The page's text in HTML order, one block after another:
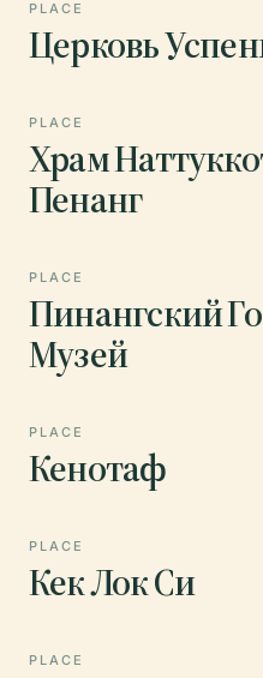
PLACE
Церковь
PLACE
Храм
Пенанг
PLACE
Пинангский
Музей
PLACE
Кенотаф
PLACE
Кек Лок Си
PLACE